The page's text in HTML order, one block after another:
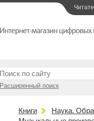
Расширенный поиск
Книги
Наука.